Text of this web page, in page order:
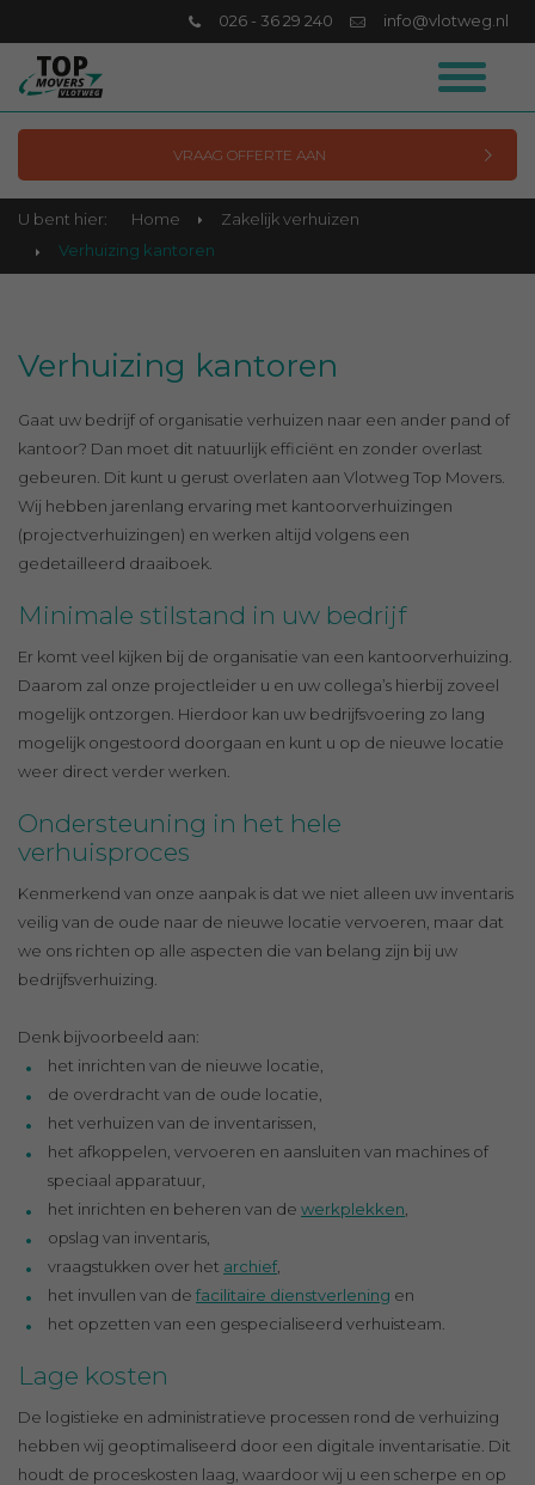
info@vlotweg.nl
026 - 36 29 240
VRAAG OFFERTE AAN
U bent hier: Home
Zakelijk verhuizen
Verhuizing kantoren
Verhuizing kantoren
Gaat uw bedrijf of organisatie verhuizen naar een ander pand of
kantoor? Dan moet dit natuurlijk efficiënt en zonder overlast
gebeuren. Dit kunt u gerust overlaten aan Vlotweg Top Movers.
Wij hebben jarenlang ervaring met kantoorverhuizingen
(projectverhuizingen) en werken altijd volgens een
gedetailleerd draaiboek.
Minimale stilstand in uw bedrijf
Er komt veel kijken bij de organisatie van een kantoorverhuizing.
Daarom zal onze projectleider u en uw collega’s hierbij zoveel
mogelijk ontzorgen. Hierdoor kan uw bedrijfsvoering zo lang
mogelijk ongestoord doorgaan en kunt u op de nieuwe locatie
weer direct verder werken.
Ondersteuning in het hele
verhuisproces
Kenmerkend van onze aanpak is dat we niet alleen uw inventaris
veilig van de oude naar de nieuwe locatie vervoeren, maar dat
we ons richten op alle aspecten die van belang zijn bij uw
bedrijfsverhuizing.
Denk bijvoorbeeld aan:
het inrichten van de nieuwe locatie,
de overdracht van de oude locatie,
het verhuizen van de inventarissen,
het afkoppelen, vervoeren en aansluiten van machines of
speciaal apparatuur,
het inrichten en beheren van de werkplekken
opslag van inventaris,
vraagstukken over het archief,
het invullen van de facilitaire dienstverlening en
het opzetten van een gespecialiseerd verhuisteam.
Lage kosten
De logistieke en administratieve processen rond de verhuizing
hebben wij geoptimaliseerd door een digitale inventarisatie. Dit
houdt de proceskosten laag, waardoor wij u een scherpe en op